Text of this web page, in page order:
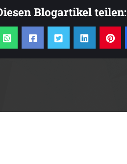
Blogartikel teilen: